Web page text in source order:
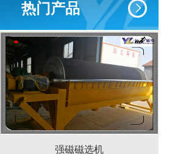
热门产品
强磁磁选机